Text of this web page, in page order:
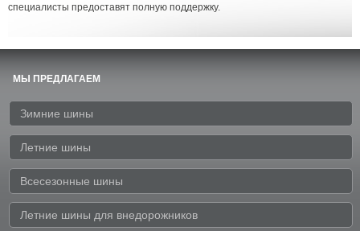
специалисты предоставят полную поддержку.
МЫ ПРЕДЛАГАЕМ
Зимние шины
Летние шины
Всесезонные шины
Летние шины для внедорожников